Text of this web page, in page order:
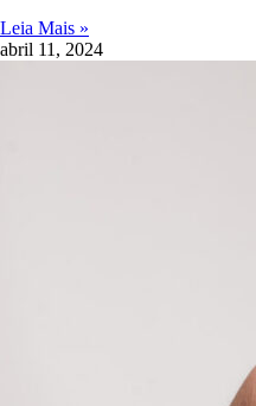
Leia Mais »
abril 11, 2024